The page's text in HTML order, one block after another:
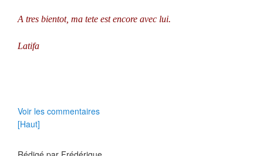
A tres bientot, ma tete est encore avec lui.
Latifa
Voir les commentaires
[Haut]